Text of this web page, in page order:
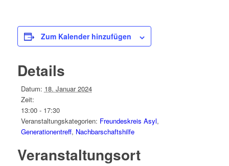
Zum Kalender hinzufügen
Details
Datum: 18. Januar 2024
Zeit:
13:00 - 17:30
Veranstaltungskategorien: Freundeskreis Asyl,
Generationentreff, Nachbarschaftshilfe
Veranstaltungsort